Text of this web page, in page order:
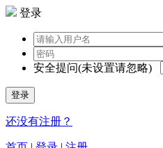
登录
安全提问(未设置请忽略)
登录
还没有注册？